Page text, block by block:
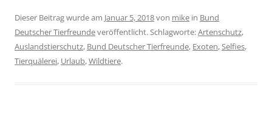
Dieser Beitrag wurde am Januar 5, 2018von mike in Bund
Deutscher Tierfreundeveröffentlicht. Schlagworte:Artenschutz,
Auslandstierschutz, Bund Deutscher Tierfreunde, Exoten,Selfies,
Tierquälerei, Urlaub,Wildtiere.